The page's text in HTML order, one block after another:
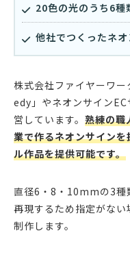
20色の光のうち6種
他社でつくったネ
株式会社ファイヤーワ
edy」やネオンサイン
営しています。 熟練の職
業で作るネオンサイン
ル作品を提供可能です。
直径6・8・10mmの3種
再現するため指定がな
制作します。